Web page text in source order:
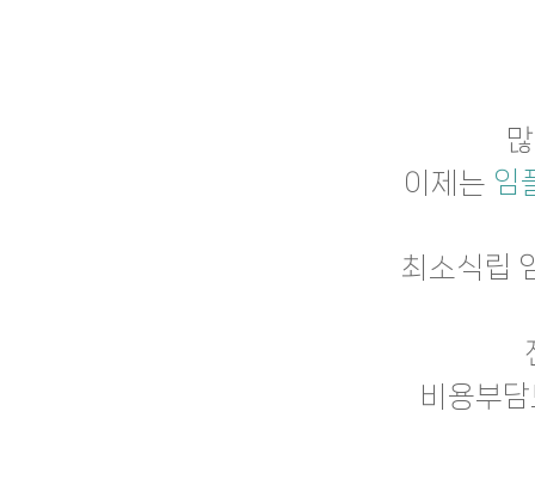
이제는 임
최소식립
비용부